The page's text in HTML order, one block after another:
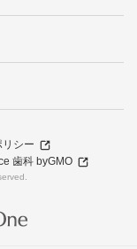
シー
歯科 byGMO